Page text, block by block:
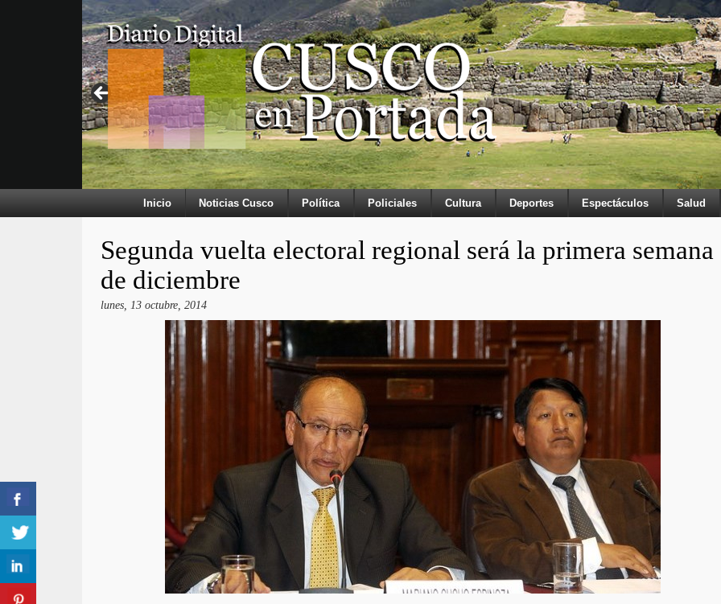
Inicio Noticias Cusco Política Policiales Cultura Deportes Espectáculos Salud
Segunda vuelta electoral regional será la primera semana
de diciembre
lunes, 13 octubre, 2014